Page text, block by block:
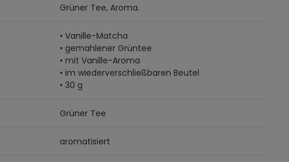
Grüner Tee, Aroma.
• Vanille-Matcha
• gemahlener Grüntee
• mit Vanille-Aroma
• im wiederverschließbaren Beutel
• 30 g
Grüner Tee
aromatisiert